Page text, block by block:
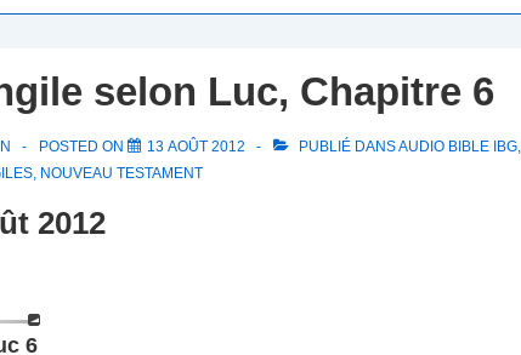
selon Luc, Chapitre 6
POSTED ON 13 AOÛT 2012 PUBLIÉ DANSAUDIO BIBLE IBG,
, NOUVEAU TESTAMENT
2012
6